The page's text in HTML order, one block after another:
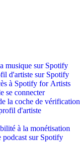
musique sur Spotify
d'artiste sur Spotify
à Spotify for Artists
se connecter
la coche de vérification
d'artiste
à la monétisation
podcast sur Spotify